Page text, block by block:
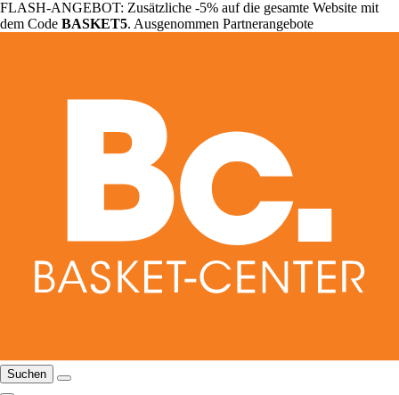
FLASH-ANGEBOT: Zusätzliche -5% auf die gesamte Website mit
dem Code BASKET5. Ausgenommen Partnerangebote
Suchen